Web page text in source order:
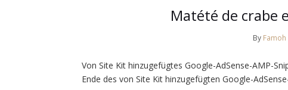
Matété de crabe
By Famoh
Von Site Kit hinzugefügtes Google-AdSense-AMP-
Ende des von Site Kit hinzugefügten Google-